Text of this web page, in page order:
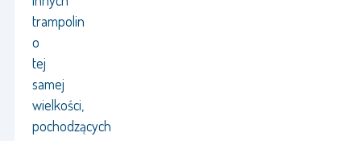
trampolin
o
tej
samej
wielkości,
pochodzących